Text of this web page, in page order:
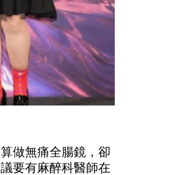
做無痛全腸鏡，卻
要有麻醉科醫師在